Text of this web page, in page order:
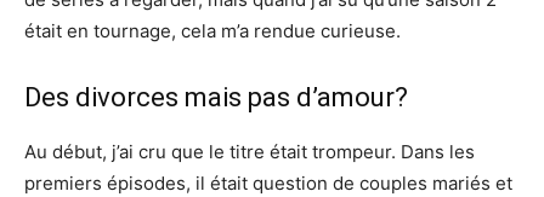
était en tournage, cela m’a rendue curieuse.
Des divorces mais pas d’amour?
Au début, j’ai cru que le titre était trompeur. Dans les
premiers épisodes, il était question de couples mariés et